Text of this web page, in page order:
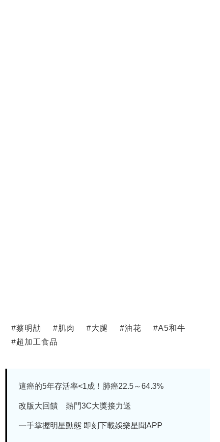
#蔡明劼 # 肌肉 #大腿 #油花 #A5和牛
#超加工食品
這癌的5年存活率<1成！肺癌22.5～64.3%
改版大回饋 熱門3C大獎接力送
一手掌握明星動態 即刻下載娛樂星聞APP